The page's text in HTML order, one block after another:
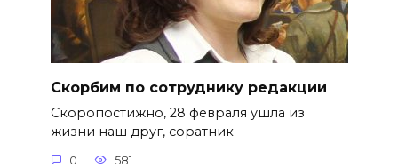
Скорбим по сотруднику редакции
Скоропостижно, 28 февраля ушла из
жизни наш друг, соратник
0 581